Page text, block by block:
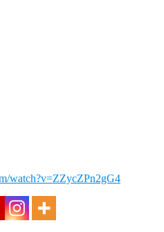
watch?v=ZZycZPn2gG4